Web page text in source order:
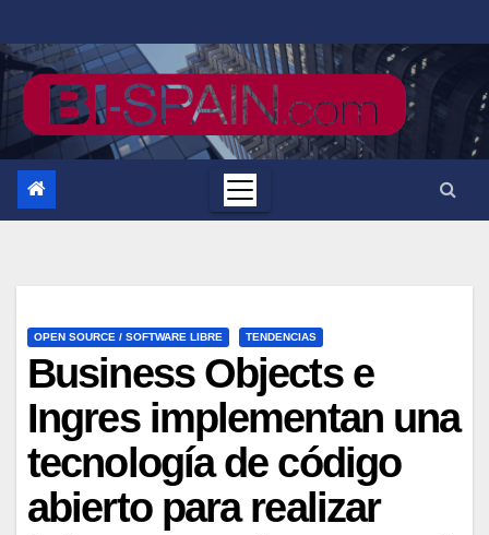
al
contenido
OPEN SOURCE / SOFTWARE LIBRE TENDENCIAS
Business Objects e
Ingres implementan una
tecnología de código
abierto para realizar